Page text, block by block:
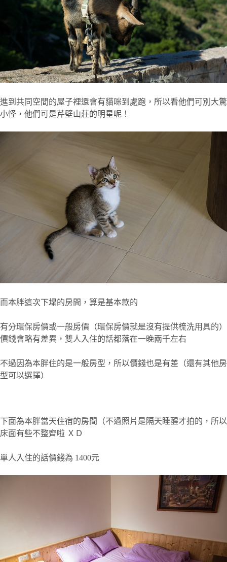
進到共同空間的屋子裡還會有貓咪到處跑，所以看他們可別大驚
小怪，他們可是芹壁山莊的明星呢！
而本胖這次下塌的房間，算是基本款的
有分環保房價或一般房價（環保房價就是沒有提供梳洗用具的）
價錢會略有差異，雙人入住的話都落在一晚兩千左右
不過因為本胖住的是一般房型，所以價錢也是有差（還有其他房
型可以選擇）
下面為本胖當天住宿的房間（不過照片是隔天睡醒才拍的，所以
床面有些不整齊啦 ＸＤ
單人入住的話價錢為 1400元